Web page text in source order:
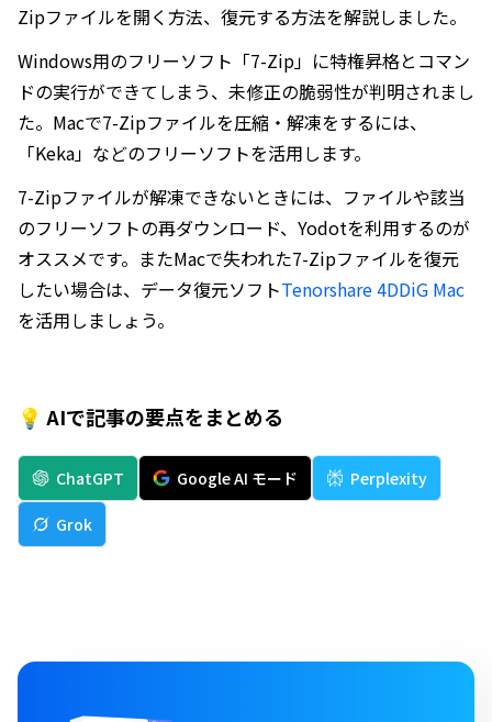
Zipファイルを開く方法、復元する方法を解説しました。
Windows用のフリーソフト「7-Zip」に特権昇格とコマン
ドの実行ができてしまう、未修正の脆弱性が判明されまし
た。Macで7-Zipファイルを圧縮・解凍をするには、
「Keka」などのフリーソフトを活用します。
7-Zipファイルが解凍できないときには、ファイルや該当
のフリーソフトの再ダウンロード、Yodotを利用するのが
オススメです。またMacで失われた7-Zipファイルを復元
したい場合は、データ復元ソフトTenorshare 4DDiG Mac
を活用しましょう。
💡 AIで記事の要点をまとめる
ChatGPT Google AI モード Perplexity
Grok